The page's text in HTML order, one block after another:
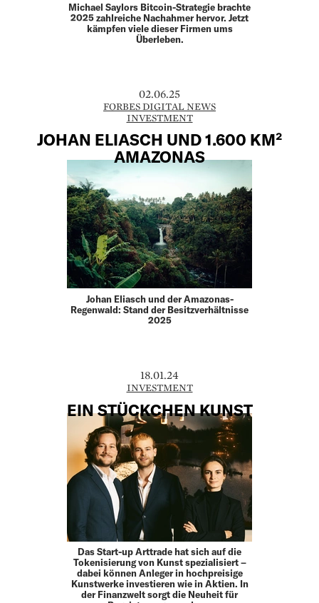
Michael Saylors Bitcoin-Strategie brachte
2025 zahlreiche Nachahmer hervor. Jetzt
kämpfen viele dieser Firmen ums
Überleben.
02.06.25
FORBES DIGITAL NEWS
INVESTMENT
JOHAN ELIASCH UND 1.600 KM²
AMAZONAS
Johan Eliasch und der Amazonas-
Regenwald: Stand der Besitzverhältnisse
2025
18.01.24
INVESTMENT
EIN STÜCKCHEN KUNST
Das Start-up Arttrade hat sich auf die
Tokenisierung von Kunst spezialisiert –
dabei können Anleger in hochpreisige
Kunstwerke investieren wie in Aktien. In
der Finanzwelt sorgt die Neuheit für